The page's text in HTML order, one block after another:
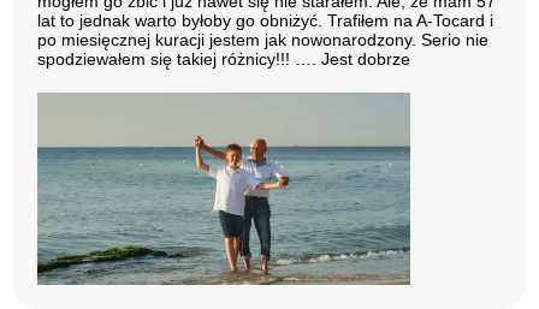
lat to jednak warto byłoby go obniżyć. Trafiłem na A-Tocard i
po miesięcznej kuracji jestem jak nowonarodzony. Serio nie
spodziewałem się takiej różnicy!!! …. Jest dobrze